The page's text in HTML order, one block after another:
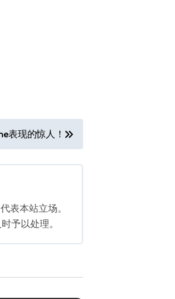
表现的惊人！
表本站立场。
予以处理。